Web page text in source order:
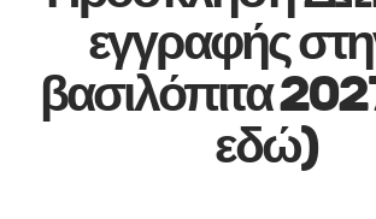
εγγραφής
βασιλόπιτα
εδώ)